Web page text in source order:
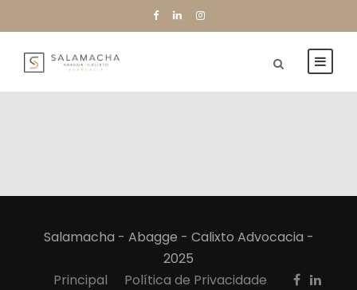
Salamacha - Abagge - Calixto Advocacia -
2025
Principal
Política de Privacidade